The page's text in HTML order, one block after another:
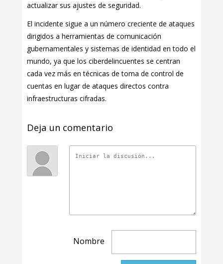
actualizar sus ajustes de seguridad.
El incidente sigue a un número creciente de ataques
dirigidos a herramientas de comunicación
gubernamentales y sistemas de identidad en todo el
mundo, ya que los ciberdelincuentes se centran
cada vez más en técnicas de toma de control de
cuentas en lugar de ataques directos contra
infraestructuras cifradas.
Deja un comentario
Nombre